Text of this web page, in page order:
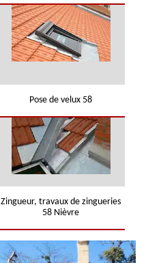
Pose de velux 58
Zingueur, travaux de zingueries
58 Nièvre